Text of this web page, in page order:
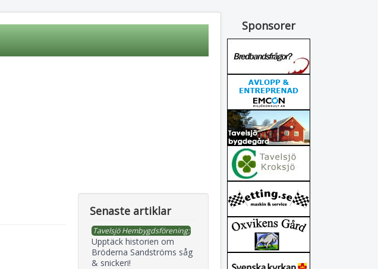
Senaste artiklar
Tavelsjö Hembygdsförening:
Upptäck historien om
Bröderna Sandströms såg
& snickeri!
Sponsorer